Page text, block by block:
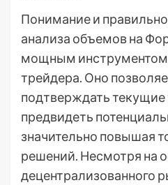
Понимание и
анализа объемов на
мощным инструментом
трейдера. Оно
подтверждать текущие
предвидеть
значительно повышая
решений. Несмотря на
децентрализованного